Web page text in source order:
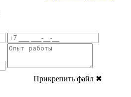
Прикрепить файл ✖